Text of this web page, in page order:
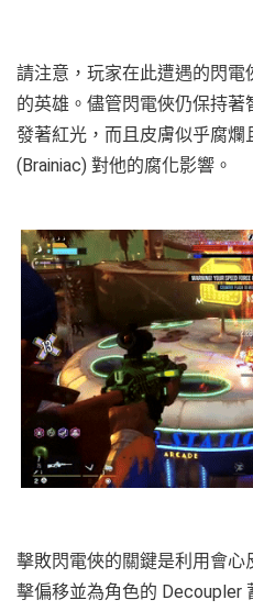
請注意，玩家在此遭遇的閃
的英雄。儘管閃電俠仍保持
發著紅光，而且皮膚似乎腐
(Brainiac) 對他的腐化影響。
擊敗閃電俠的關鍵是利用會心
擊偏移並為角色的 Decoupler